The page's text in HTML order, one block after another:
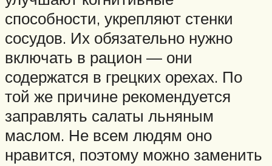
способности, укрепляют стенки
сосудов. Их обязательно нужно
включать в рацион — они
содержатся в грецких орехах. По
той же причине рекомендуется
заправлять салаты льняным
маслом. Не всем людям оно
нравится, поэтому можно заменить